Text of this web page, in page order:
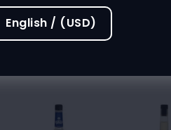
English / (USD)